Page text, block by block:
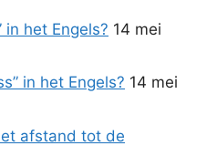
in het Engels? 14 mei
in het Engels? 14 mei
afstand tot de